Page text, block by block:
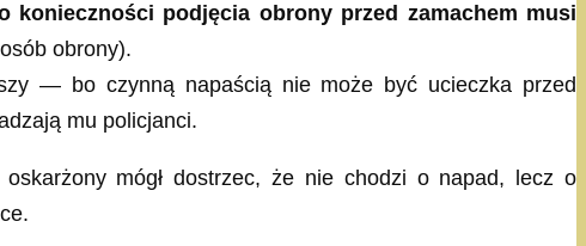
konieczności podjęcia obrony przed zamachem musi
obrony).
— bo czynną napaścią nie może być ucieczka przed
mu policjanci.
mógł dostrzec, że nie chodzi o napad, lecz o